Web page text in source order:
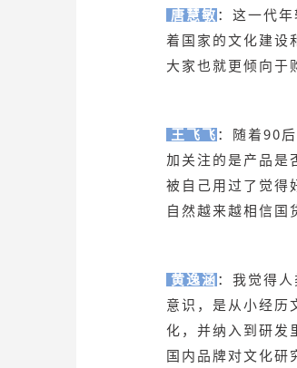
唐慧敏 ：这一代
着国家的文化建设
大家也就更倾向于
王飞飞 ：随着90
加关注的是产品是
被自己用过了觉得
自然越来越相信国
黄逸涵 ：我觉得
意识，是从小经历
化，并纳入到研发
国内品牌对文化研